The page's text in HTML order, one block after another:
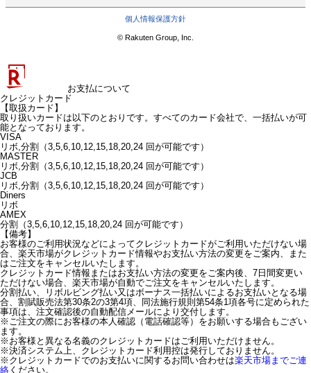
個人情報保護方針
© Rakuten Group, Inc.
お支払について
クレジットカード
【取扱カード】
取り扱いカードは以下のとおりです。すべてのカード会社で、一括払いが可
能となっております。
VISA
リボ,分割（3,5,6,10,12,15,18,20,24 回が可能です）
MASTER
リボ,分割（3,5,6,10,12,15,18,20,24 回が可能です）
JCB
リボ,分割（3,5,6,10,12,15,18,20,24 回が可能です）
Diners
リボ
AMEX
分割（3,5,6,10,12,15,18,20,24 回が可能です）
【備考】
お客様のご利用状況などによってクレジットカードがご利用いただけない場
合、楽天市場がクレジットカード情報やお支払い方法の変更をご案内、また
はご注文をキャンセルいたします。
クレジットカード情報またはお支払い方法の変更をご案内後、7日間変更い
ただけない場合、楽天市場が自動でご注文をキャンセルいたします。
分割払い、リボルビング払い又はボーナス一括払いによるお支払いとなる場
合、割賦販売法第30条2の3第4項、同法施行規則第54条1項各号に定められた
事項は、注文確認後の自動配信メールにより交付します。
※ご注文の際にお客様の本人確認（電話確認等）をお願いする場合もござい
ます。
※お客様と異なる名義のクレジットカードはご利用いただけません。
※決済システム上、クレジットカード利用控は発行しておりません。
※クレジットカードでのお支払いに関するお問い合わせは楽天市場までご連
絡 ください。